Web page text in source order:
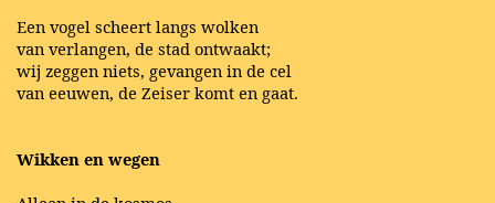
Een vogel scheert langs wolken
van verlangen, de stad ontwaakt;
wij zeggen niets, gevangen in de cel
van eeuwen, de Zeiser komt en gaat.
Wikken en wegen